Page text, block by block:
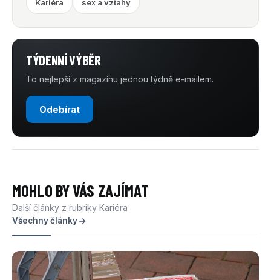
Kariéra sex a vztahy
TÝDENNÍ VÝBĚR
To nejlepší z magazínu jednou týdně e-mailem.
Odebírat
MOHLO BY VÁS ZAJÍMAT
Další články z rubriky Kariéra
Všechny články